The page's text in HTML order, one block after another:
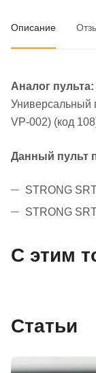
Описание
Аналог пульта:
Универсальный
VP-002) (код
Данный пульт
STRONG
STRONG
С этим
Статьи